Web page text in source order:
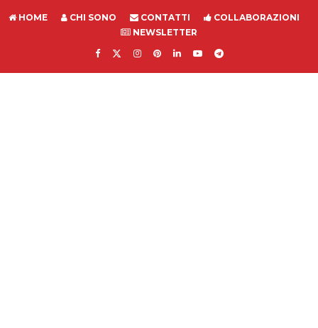
HOME CHI SONO CONTATTI
COLLABORAZIONI
NEWSLETTER